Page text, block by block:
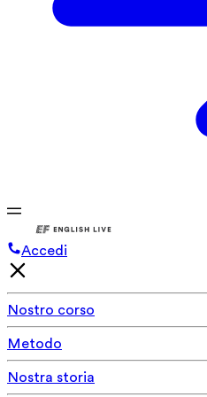
Accedi
Nostro corso
Metodo
Nostra storia